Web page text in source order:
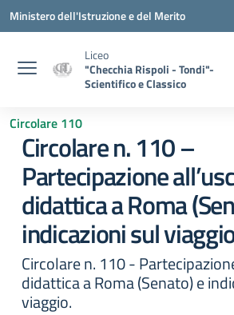
Vai ai contenuti
Vai al menu di navigazione
Vai al footer
Ministero dell'Istruzione e del Merito
Liceo
"Checchia Rispoli - Tondi"-
Scientifico e Classico
Circolare 110
Circolare n. 110 –
Partecipazione
didattica a Roma
indicazioni sul
Circolare n. 110 -
didattica a Roma (Senato) e
viaggio.